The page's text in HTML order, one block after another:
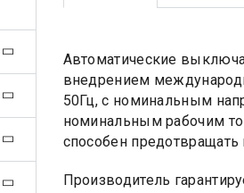
Автоматические
внедрением
50Гц, с номинальным
номинальным рабочим
способен
Производитель